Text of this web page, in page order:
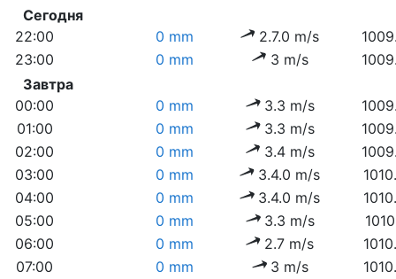
Сегодня
22:00
0 mm 2.7.0 m/s
23:00
0 mm 3 m/s
Завтра
00:00
0 mm 3.3 m/s
01:00
0 mm 3.3 m/s
02:00
0 mm 3.4 m/s
03:00
0 mm 3.4.0 m/s
04:00
0 mm 3.4.0 m/s
05:00
0 mm 3.3 m/s
06:00
0 mm 2.7 m/s
07:00
0 mm 3 m/s